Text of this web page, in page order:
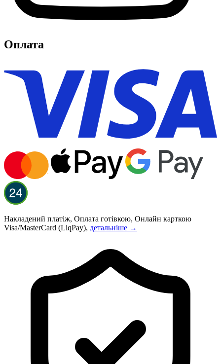
Оплата
Накладений платіж, Оплата готівкою, Онлайн карткою
Visa/MasterCard (LiqPay), детальніше →